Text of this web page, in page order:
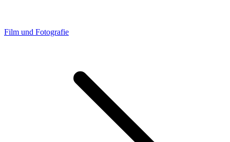
Film und Fotografie